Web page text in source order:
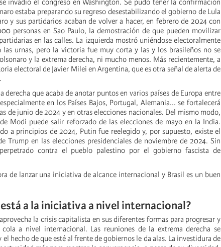
invadió el congreso en Washington. Se pudo tener la confirmación
estaba preparando su regreso desestabilizando el gobierno de Lula
y sus partidarios acaban de volver a hacer, en febrero de 2024 con
personas en Sao Paulo, la demostración de que pueden movilizar
en las calles. La izquierda mostró uniéndose electoralmente
las urnas, pero la victoria fue muy corta y las y los brasileños no se
y la extrema derecha, ni mucho menos. Más recientemente, a
electoral de Javier Milei en Argentina, que es otra señal de alerta de
derecha que acaba de anotar puntos en varios países de Europa entre
en los Países Bajos, Portugal, Alemania... se fortalecerá
de junio de 2024 y en otras elecciones nacionales. Del mismo modo,
Modi puede salir reforzado de las elecciones de mayo en la India.
a principios de 2024, Putin fue reelegido y, por supuesto, existe el
Trump en las elecciones presidenciales de noviembre de 2024. Sin
contra el pueblo palestino por el gobierno fascista de
de lanzar una iniciativa de alcance internacional y Brasil es un buen
a la iniciativa a nivel internacional?
la crisis capitalista en sus diferentes formas para progresar y
a nivel internacional. Las reuniones de la extrema derecha se
hecho de que esté al frente de gobiernos le da alas. La investidura de